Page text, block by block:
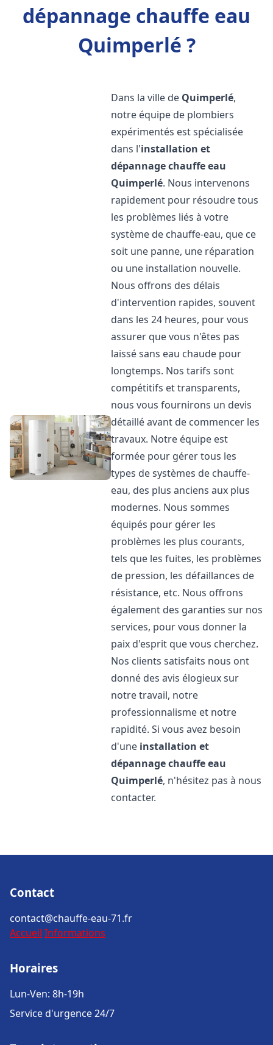
dépannage chauffe eau
Quimperlé ?
Dans la ville de Quimperlé,
notre équipe de plombiers
expérimentés est spécialisée
dans l'installation et
dépannage chauffe eau
Quimperlé. Nous intervenons
rapidement pour résoudre tous
les problèmes liés à votre
système de chauffe-eau, que ce
soit une panne, une réparation
ou une installation nouvelle.
Nous offrons des délais
d'intervention rapides, souvent
dans les 24 heures, pour vous
assurer que vous n'êtes pas
laissé sans eau chaude pour
longtemps. Nos tarifs sont
compétitifs et transparents,
nous vous fournirons un devis
détaillé avant de commencer les
travaux. Notre équipe est
formée pour gérer tous les
types de systèmes de chauffe-
eau, des plus anciens aux plus
modernes. Nous sommes
équipés pour gérer les
problèmes les plus courants,
tels que les fuites, les problèmes
de pression, les défaillances de
résistance, etc. Nous offrons
également des garanties sur nos
services, pour vous donner la
paix d'esprit que vous cherchez.
Nos clients satisfaits nous ont
donné des avis élogieux sur
notre travail, notre
professionnalisme et notre
rapidité. Si vous avez besoin
d'une installation et
dépannage chauffe eau
Quimperlé, n'hésitez pas à nous
contacter.
Contact
contact@chauffe-eau-71.fr
Accueil Informations
Horaires
Lun-Ven: 8h-19h
Service d'urgence 24/7